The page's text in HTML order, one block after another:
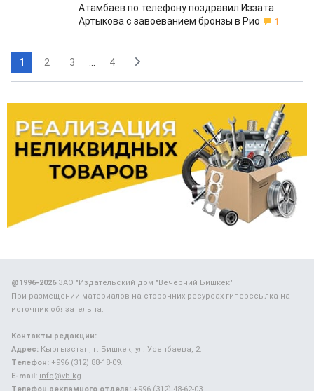
Атамбаев по телефону поздравил Иззата
Артыкова с завоеванием бронзы в Рио
1
1 2 3 4
@1996-2026ЗАО "Издательский дом "Вечерний Бишкек"
При размещении материалов на сторонних ресурсах гиперссылка на
источник обязательна.
Контакты редакции:
Адрес: Кыргызстан, г. Бишкек, ул. Усенбаева, 2.
Телефон: +996 (312) 88-18-09.
E-mail: info@vb.kg